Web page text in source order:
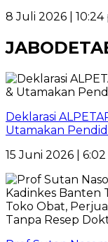
8 Juli 2026 |
Deklarasi
Utamakan
15 Juni 2026 |